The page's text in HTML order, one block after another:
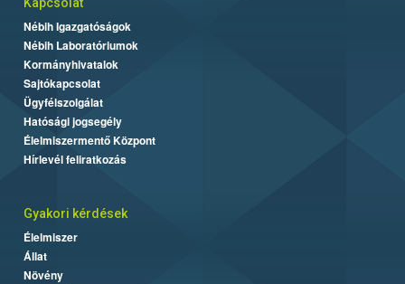
Nébih Igazgatóságok
Nébih Laboratóriumok
Kormányhivatalok
Sajtókapcsolat
Ügyfélszolgálat
Hatósági jogsegély
Élelmiszermentő Központ
Hírlevél feliratkozás
Gyakori kérdések
Élelmiszer
Állat
Növény